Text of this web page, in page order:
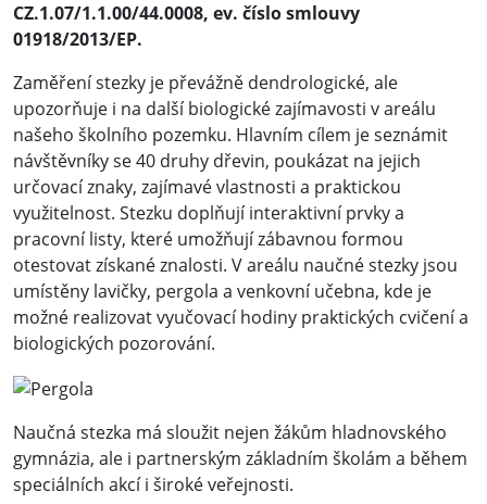
CZ.1.07/1.1.00/44.0008, ev. číslo smlouvy
01918/2013/EP.
Zaměření stezky je převážně dendrologické, ale
upozorňuje i na další biologické zajímavosti v areálu
našeho školního pozemku. Hlavním cílem je seznámit
návštěvníky se 40 druhy dřevin, poukázat na jejich
určovací znaky, zajímavé vlastnosti a praktickou
využitelnost. Stezku doplňují interaktivní prvky a
pracovní listy, které umožňují zábavnou formou
otestovat získané znalosti. V areálu naučné stezky jsou
umístěny lavičky, pergola a venkovní učebna, kde je
možné realizovat vyučovací hodiny praktických cvičení a
biologických pozorování.
Naučná stezka má sloužit nejen žákům hladnovského
gymnázia, ale i partnerským základním školám a během
speciálních akcí i široké veřejnosti.